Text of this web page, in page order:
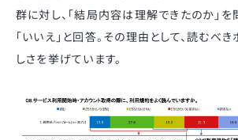
群に対し、「結局内容は理解できたのか」を
「いいえ」と回答。その理由として、読むべ
しさを挙げています。